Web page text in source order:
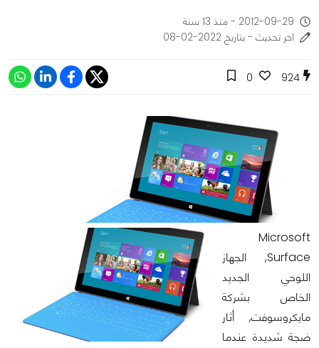
2012-09-29 - منذ 13 سنة
اخر تحديث - بتاريخ 2022-02-08
924
0
Microsoft
Surface, الجهاز
اللوحي الجديد
الخاص بشركة
مايكروسوفت, أثار
ضجة شديدة عندما